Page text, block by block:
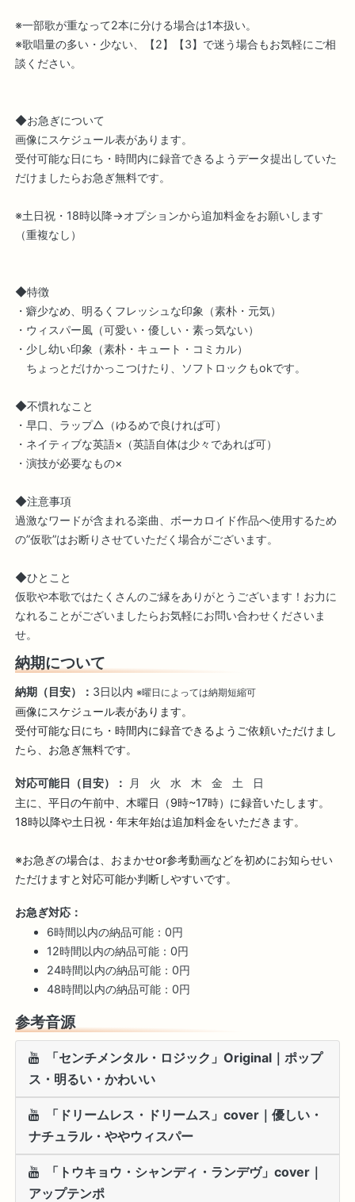
※一部歌が重なって2本に分ける場合は1本扱い。
※歌唱量の多い・少ない、【2】【3】で迷う場合もお気軽にご相
談ください。
◆お急ぎについて
画像にスケジュール表があります。
受付可能な日にち・時間内に録音できるようデータ提出していた
だけましたらお急ぎ無料です。
※土日祝・18時以降→オプションから追加料金をお願いします
（重複なし）
◆特徴
・癖少なめ、明るくフレッシュな印象（素朴・元気）
・ウィスパー風（可愛い・優しい・素っ気ない）
・少し幼い印象（素朴・キュート・コミカル）
ちょっとだけかっこつけたり、ソフトロックもokです。
◆不慣れなこと
・早口、ラップ△（ゆるめで良ければ可）
・ネイティブな英語×（英語自体は少々であれば可）
・演技が必要なもの×
◆注意事項
過激なワードが含まれる楽曲、ボーカロイド作品へ使用するため
の”仮歌”はお断りさせていただく場合がございます。
◆ひとこと
仮歌や本歌ではたくさんのご縁をありがとうございます！お力に
なれることがございましたらお気軽にお問い合わせくださいま
せ。
納期について
納期（目安）： 3日以内 ※曜日によっては納期短縮可
画像にスケジュール表があります。
受付可能な日にち・時間内に録音できるようご依頼いただけまし
たら、お急ぎ無料です。
対応可能日（目安）： 月 火 水 木 金 土
日
主に、平日の午前中、木曜日（9時~17時）に録音いたします。
18時以降や土日祝・年末年始は追加料金をいただきます。
※お急ぎの場合は、おまかせor参考動画などを初めにお知らせい
ただけますと対応可能か判断しやすいです。
お急ぎ対応：
6時間以内の納品可能：0円
12時間以内の納品可能：0円
24時間以内の納品可能：0円
48時間以内の納品可能：0円
参考音源
「センチメンタル・ロジック」Original｜ポップ
ス・明るい・かわいい
「ドリームレス・ドリームス」cover｜優しい・
ナチュラル・ややウィスパー
「トウキョウ・シャンディ・ランデヴ」cover｜
アップテンポ